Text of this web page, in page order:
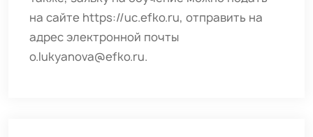
на сайте https://uc.efko.ru, отправить на
адрес электронной почты
o.lukyanova@efko.ru.